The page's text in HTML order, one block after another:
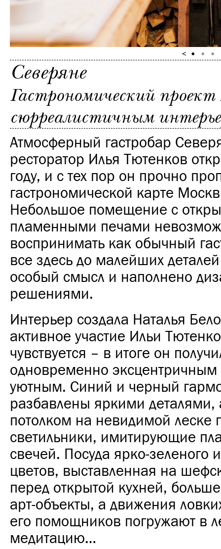
Северяне
Гастрономический
сюрреалистичным
Атмосферный гастробар
ресторатор Илья Тютенков
году, и с тех пор он прочно
гастрономической карте
Небольшое помещение с
пламенными печами
воспринимать как обычный
все здесь до малейших
особый смысл и наполнено
решениями.
Интерьер создала Наталья
активное участие Ильи
чувствуется – в итоге он
одновременно эксцентричным
уютным. Синий и черный
разбавлены яркими деталями,
потолком на невидимой
светильники, имитирующие
свечей. Посуда ярко-зеленого
цветов, выставленная на
перед открытой кухней,
арт-объекты, а движения
его помощников погружают в
медитацию…